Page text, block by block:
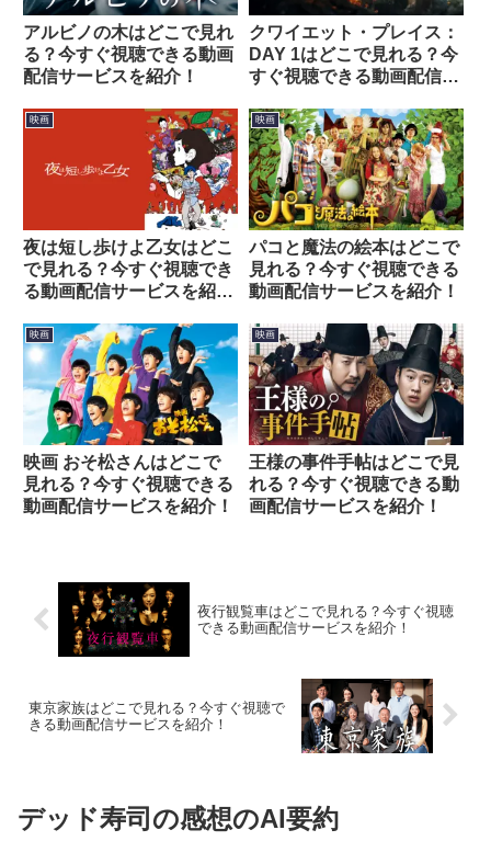
アルビノの木はどこで見れ
る？今すぐ視聴できる動画
配信サービスを紹介！
クワイエット・プレイス：
DAY 1はどこで見れる？今
すぐ視聴できる動画配信サ
映画
夜は短し歩けよ乙女はどこ
で見れる？今すぐ視聴でき
る動画配信サービスを紹
映画
パコと魔法の絵本はどこで
見れる？今すぐ視聴できる
動画配信サービスを紹介！
映画
映画 おそ松さんはどこで
見れる？今すぐ視聴できる
動画配信サービスを紹介！
映画
王様の事件手帖はどこで見
れる？今すぐ視聴できる動
画配信サービスを紹介！
夜行観覧車はどこで見れる？今すぐ視聴
できる動画配信サービスを紹介！
東京家族はどこで見れる？今すぐ視聴で
きる動画配信サービスを紹介！
デッド寿司の感想のAI要約